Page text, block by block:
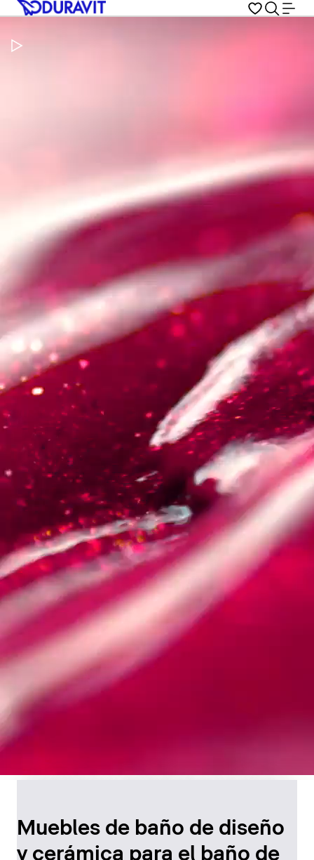
Pausar vídeo
el baño
Muebles de baño de diseño
y cerámica para el baño de